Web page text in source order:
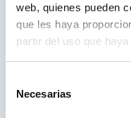
web, quienes pueden
que les haya
partir del uso que
Necesarias
Accédez
DÉMARRER LA